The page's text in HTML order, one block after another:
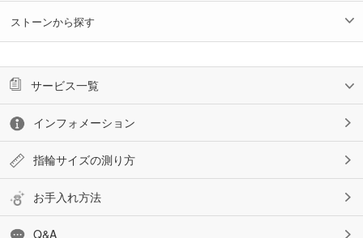
ストーンから探す
サービス一覧
インフォメーション
指輪サイズの測り方
お手入れ方法
Q&A